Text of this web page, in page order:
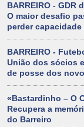
BARREIRO - GDR
O maior desafio
perder capacidade
BARREIRO -
União dos sócios
de posse dos
«Bastardinho – O
Recupera a
do Barreiro